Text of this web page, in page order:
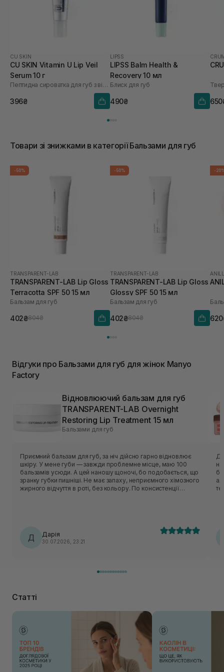
CU SKIN
CU SKIN Vitamin U Lip Veil
Serum 10 г
Пептидна сироватка для губ з вітаміном U та волюфіліном
396₴
LIPSS
LIPSS Balm Health &
Recovery 10 мл
Блиск для губ
490₴
Товари зі знижками в категорії Бальзами для губ
-50%
TRANSPARENT-LAB
TRANSPARENT-LAB Lip Gloss
Terracotta SPF 50 15 мл
Бальзам для губ
402₴804₴
-50%
TRANSPARENT-LAB
TRANSPARENT-LAB Lip Gloss
Glossy SPF 50 15 мл
Бальзам для губ
402₴804₴
-
Відгуки про Бальзами для губ для жінок Manyo
Factory
Відновлюючий бальзам для губ
TRANSPARENT-LAB Overnight
Restoring Lip Treatment 15 мл
Бальзами для губ
Приємний бальзам для губ, за ніч дійсно гарно відновлює
шкіру. У мене губи — завжди проблемне місце, маю 100
бальзамів усюди. А цей наношу щоночі, бо подобається, що
зранку губки пишніші. Не має запаху, неприємного хімозного
жирного відчуття в роті, без кольору. По консистенції
взимку цей бальзам має бути зіркою)) Баночка прям зовсім
не маленька, а розхід у нього мінімальний. Тому вистачить
надовго. Плюс інколи наношу його на лікті та коліна,
Д Дарія
30.07.2026, 23:21
Статті